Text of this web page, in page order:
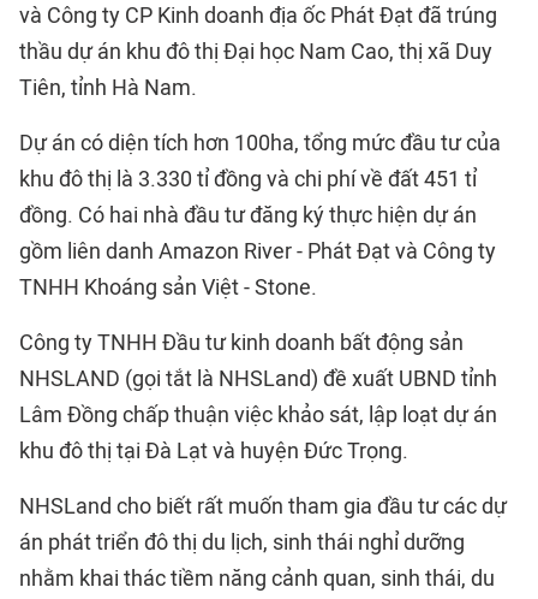
và Công ty CP Kinh doanh địa ốc Phát Đạt đã trúng
thầu dự án khu đô thị Đại học Nam Cao, thị xã Duy
Tiên, tỉnh Hà Nam.
Dự án có diện tích hơn 100ha, tổng mức đầu tư của
khu đô thị là 3.330 tỉ đồng và chi phí về đất 451 tỉ
đồng. Có hai nhà đầu tư đăng ký thực hiện dự án
gồm liên danh Amazon River - Phát Đạt và Công ty
TNHH Khoáng sản Việt - Stone.
Công ty TNHH Đầu tư kinh doanh bất động sản
NHSLAND (gọi tắt là NHSLand) đề xuất UBND tỉnh
Lâm Đồng chấp thuận việc khảo sát, lập loạt dự án
khu đô thị tại Đà Lạt và huyện Đức Trọng.
NHSLand cho biết rất muốn tham gia đầu tư các dự
án phát triển đô thị du lịch, sinh thái nghỉ dưỡng
nhằm khai thác tiềm năng cảnh quan, sinh thái, du